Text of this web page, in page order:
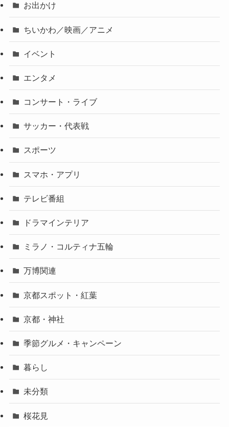
お出かけ
ちいかわ／映画／アニメ
イベント
エンタメ
コンサート・ライブ
サッカー・代表戦
スポーツ
スマホ・アプリ
テレビ番組
ドラマインテリア
ミラノ・コルティナ五輪
万博関連
京都スポット・紅葉
京都・神社
季節グルメ・キャンペーン
暮らし
未分類
桜花見